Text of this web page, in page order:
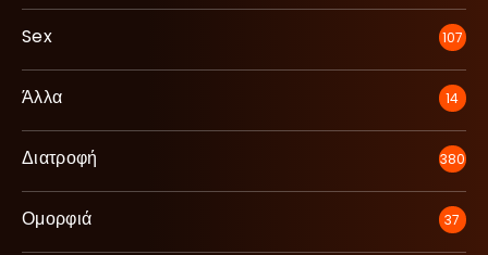
Sex 107
Άλλα 14
Διατροφή 380
Ομορφιά 37